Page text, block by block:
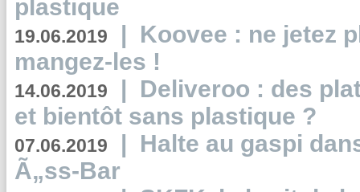
plastique
19.06.2019 | Koovee : ne jetez
mangez-les !
14.06.2019 | Deliveroo : des
et bientôt sans plastique ?
07.06.2019 | Halte au gaspi
Ã„ss-Bar